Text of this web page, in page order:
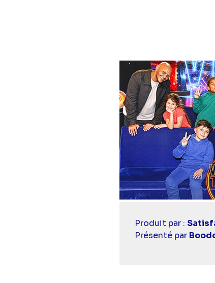
Diaporama
Casting
simba
Produit par :
Présenté par